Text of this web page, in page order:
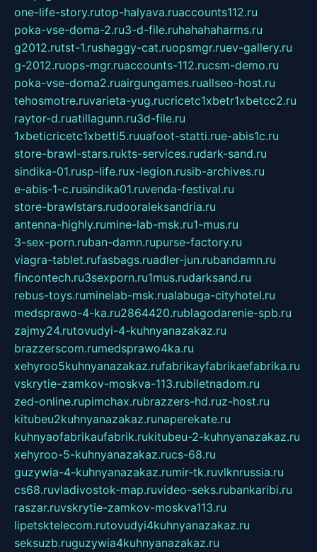
one-life-story.rutop-halyava.ruaccounts112.ru
poka-vse-doma-2.ru3-d-file.ruhahahaharms.ru
g2012.rutst-1.rushaggy-cat.ruopsmgr.ruev-gallery.ru
g-2012.ruops-mgr.ruaccounts-112.rucsm-demo.ru
poka-vse-doma2.ruairgungames.ruallseo-host.ru
tehosmotre.ruvarieta-yug.rucricetc1xbetr1xbetcc2.ru
raytor-d.ruatillagunn.ru3d-file.ru
1xbeticricetc1xbetti5.ruuafoot-statti.rue-abis1c.ru
store-brawl-stars.rukts-services.rudark-sand.ru
sindika-01.rusp-life.rux-legion.rusib-archives.ru
e-abis-1-c.rusindika01.ruvenda-festival.ru
store-brawlstars.rudooraleksandria.ru
antenna-highly.rumine-lab-msk.ru1-mus.ru
3-sex-porn.ruban-damn.rupurse-factory.ru
viagra-tablet.rufasbags.ruadler-jun.rubandamn.ru
fincontech.ru3sexporn.ru1mus.rudarksand.ru
rebus-toys.ruminelab-msk.rualabuga-cityhotel.ru
medsprawo-4-ka.ru2864420.rublagodarenie-spb.ru
zajmy24.rutovudyi-4-kuhnyanazakaz.ru
brazzerscom.rumedsprawo4ka.ru
xehyroo5kuhnyanazakaz.rufabrikayfabrikaefabrika.ru
vskrytie-zamkov-moskva-113.rubiletnadom.ru
zed-online.rupimchax.rubrazzers-hd.ruz-host.ru
kitubeu2kuhnyanazakaz.runaperekate.ru
kuhnyaofabrikaufabrik.rukitubeu-2-kuhnyanazakaz.ru
xehyroo-5-kuhnyanazakaz.rucs-68.ru
guzywia-4-kuhnyanazakaz.rumir-tk.ruvlknrussia.ru
cs68.ruvladivostok-map.ruvideo-seks.rubankaribi.ru
raszar.ruvskrytie-zamkov-moskva113.ru
lipetsktelecom.rutovudyi4kuhnyanazakaz.ru
seksuzb.ruguzywia4kuhnyanazakaz.ru